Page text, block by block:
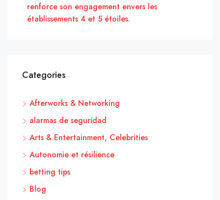
renforce son engagement envers les
établissements 4 et 5 étoiles.
Categories
Afterworks & Networking
alarmas de seguridad
Arts & Entertainment, Celebrities
Autonomie et résilience
betting tips
Blog